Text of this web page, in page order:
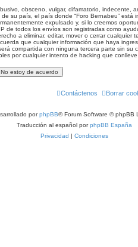
obsceno, vulgar, difamatorio, indecente,
su país, el país donde “Foro Bernabeu” está
expulsado y, si lo creemos
de todos los envíos son registradas como
a eliminar, editar, mover o cerrar cualquier
que cualquier información que haya
compartida con ninguna tercera parte sin su
por cualquier intento de hacking que
Borrar
Contáctenos
porphpBB® Forum Software © phpBB
Traducción al español porphpBB España
Privacidad | Condiciones